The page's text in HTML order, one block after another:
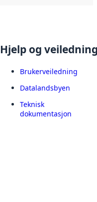
Hjelp og
Brukerveiledning
Datalandsbyen
Teknisk
dokumentasjon